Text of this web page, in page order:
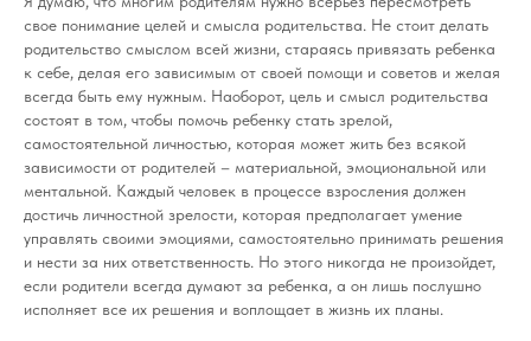
свое понимание целей и смысла родительства. Не стоит делать
родительство смыслом всей жизни, стараясь привязать ребенка
к себе, делая его зависимым от своей помощи и советов и желая
всегда быть ему нужным. Наоборот, цель и смысл родительства
состоят в том, чтобы помочь ребенку стать зрелой,
самостоятельной личностью, которая может жить без всякой
зависимости от родителей – материальной, эмоциональной или
ментальной. Каждый человек в процессе взросления должен
достичь личностной зрелости, которая предполагает умение
управлять своими эмоциями, самостоятельно принимать решения
и нести за них ответственность. Но этого никогда не произойдет,
если родители всегда думают за ребенка, а он лишь послушно
исполняет все их решения и воплощает в жизнь их планы.